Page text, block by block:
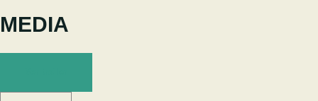
MEDIA